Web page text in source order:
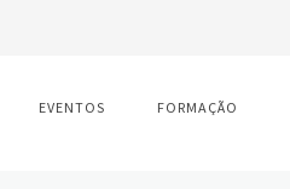
EVENTOS FORMAÇÃO